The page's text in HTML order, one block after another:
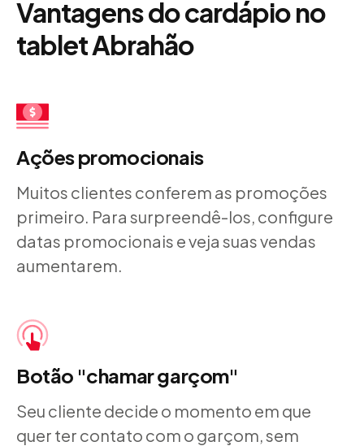
Vantagens do cardápio no
tablet Abrahão
Ações promocionais
Muitos clientes conferem as promoções
primeiro. Para surpreendê-los, configure
datas promocionais e veja suas vendas
aumentarem.
Botão "chamar garçom"
Seu cliente decide o momento em que
quer ter contato com o garçom, sem